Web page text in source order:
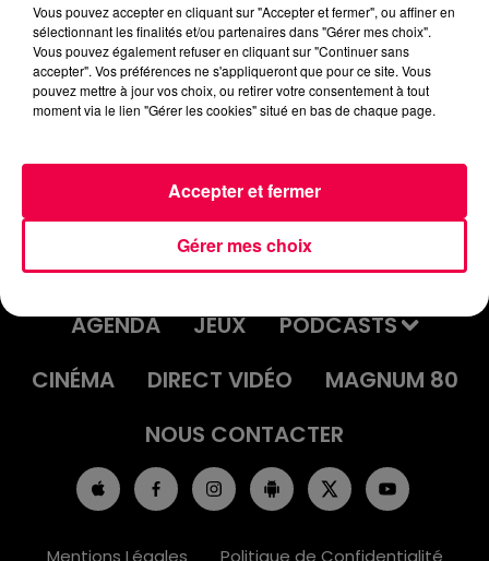
POURQUOI-LE-FRANCAIS-LE-PLUS-CONNU-AU-
BRESIL-NE-LEST-PAS-EN-F
ACCUEIL INFOS
EMISSIONS
AGENDA
JEUX
PODCASTS
CINÉMA
DIRECT VIDÉO
MAGNUM 80
NOUS CONTACTER
Mentions Légales Politique de Confidentialité
Vous pouvez accepter en cliquant sur "Accepter et fermer", ou affiner en
sélectionnant les finalités et/ou partenaires dans "Gérer mes choix".
Vous pouvez également refuser en cliquant sur "Continuer sans
accepter". Vos préférences ne s'appliqueront que pour ce site. Vous
pouvez mettre à jour vos choix, ou retirer votre consentement à tout
moment via le lien "Gérer les cookies" situé en bas de chaque page.
Gérer mes choix
Accepter et fermer